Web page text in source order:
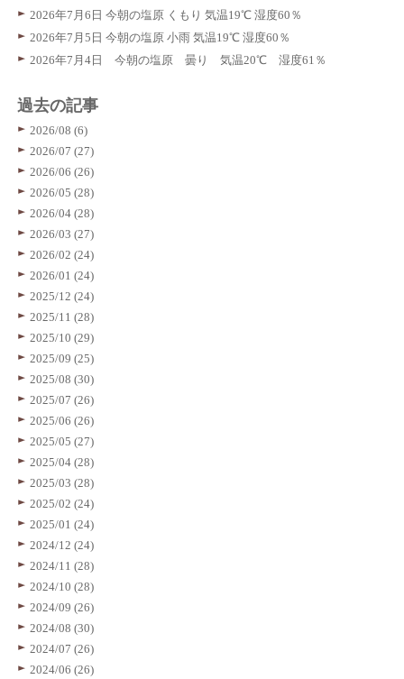
2026年7月6日 今朝の塩原 くもり 気温19℃ 湿度60％
2026年7月5日 今朝の塩原 小雨 気温19℃ 湿度60％
2026年7月4日 今朝の塩原 曇り 気温20℃ 湿度61％
過去の記事
2026/08 (6)
2026/07 (27)
2026/06 (26)
2026/05 (28)
2026/04 (28)
2026/03 (27)
2026/02 (24)
2026/01 (24)
2025/12 (24)
2025/11 (28)
2025/10 (29)
2025/09 (25)
2025/08 (30)
2025/07 (26)
2025/06 (26)
2025/05 (27)
2025/04 (28)
2025/03 (28)
2025/02 (24)
2025/01 (24)
2024/12 (24)
2024/11 (28)
2024/10 (28)
2024/09 (26)
2024/08 (30)
2024/07 (26)
2024/06 (26)